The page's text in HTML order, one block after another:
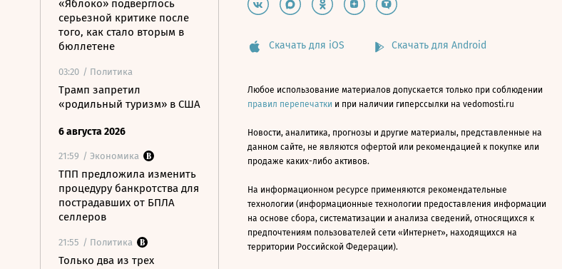
«Яблоко» подверглось
серьезной критике после
того, как стало вторым в
бюллетене
03:20 / Политика
Трамп запретил
«родильный туризм» в США
6 августа 2026
21:59 / Экономика
ТПП предложила изменить
процедуру банкротства для
пострадавших от БПЛА
селлеров
21:55 / Политика
Только два из трех
Скачать для iOS Скачать для Android
Любое использование материалов допускается только при соблюдении
правил перепечатки и при наличии гиперссылки на vedomosti.ru
Новости, аналитика, прогнозы и другие материалы, представленные на
данном сайте, не являются офертой или рекомендацией к покупке или
продаже каких-либо активов.
На информационном ресурсе применяются рекомендательные
технологии (информационные технологии предоставления информации
на основе сбора, систематизации и анализа сведений, относящихся к
предпочтениям пользователей сети «Интернет», находящихся на
территории Российской Федерации).